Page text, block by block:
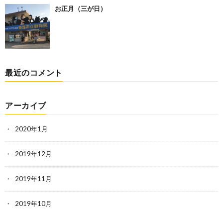
お正月（三が日）
最近のコメント
アーカイブ
2020年1月
2019年12月
2019年11月
2019年10月